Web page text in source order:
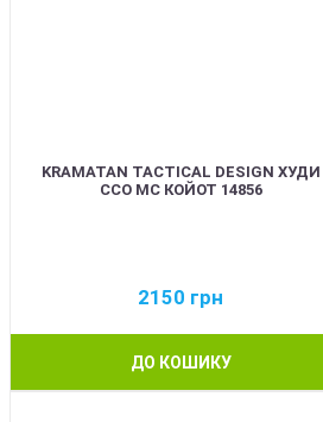
KRAMATAN TACTICAL DESIGN ХУДИ
ССО МС КОЙОТ 14856
2150 грн
ДО КОШИКУ